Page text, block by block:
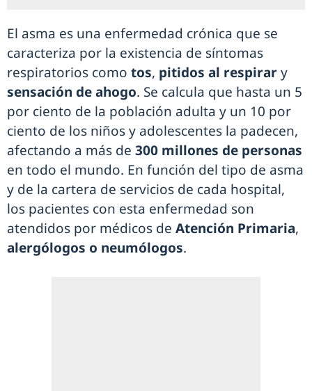
El asma es una enfermedad crónica que se
caracteriza por la existencia de síntomas
respiratorios como tos, pitidos al respirary
sensación de ahogo. Se calcula que hasta un 5
por ciento de la población adulta y un 10 por
ciento de los niños y adolescentes la padecen,
afectando a más de 300 millones de personas
en todo el mundo. En función del tipo de asma
y de la cartera de servicios de cada hospital,
los pacientes con esta enfermedad son
atendidos por médicos de Atención Primaria,
alergólogos o neumólogos.